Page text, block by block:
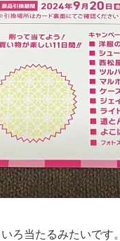
ろ当たるみたいです。